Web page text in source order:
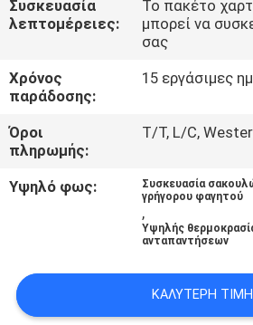
ΕΠΑΦΉ
ΖΗΤΉΣΤΕ
ΈΝΑ
ΑΠΌΣΠΑΣΜΑ
PRIVACY
POLICY
Συσκευασία
λεπτομέρειες:
Το πακέτο
μπορεί να
σας
Χρόνος
παράδοσης:
15 εργάσιμες
Όροι
πληρωμής:
T/T, L/C,
Υψηλό φως:
Συσκευασία
γρήγορου φαγητού
,
Υψηλής
ανταπαντήσεων
ΚΑΛΎΤΕΡΗ ΤΙΜΉ